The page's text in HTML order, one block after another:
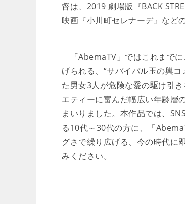
督は、2019 劇場版『BACK
映画『小川町セレナーデ』など
「AbemaTV」ではこれまでに
げられる、“サバイバル玉の輿
た男女3人が危険な愛の駆け引
エティーに富んだ幅広い年齢層
まいりました。本作品では、
る10代～30代の方に、「
グさで繰り広げる、今の時代に
みください。